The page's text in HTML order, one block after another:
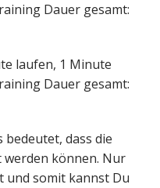
Dauer gesamt:
laufen, 1 Minute
Dauer gesamt:
bedeutet, dass die
können. Nur
und somit kannst Du